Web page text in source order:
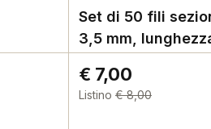
Set di 50 fili
3,5 mm,
€ 7,00
Listino € 8,00